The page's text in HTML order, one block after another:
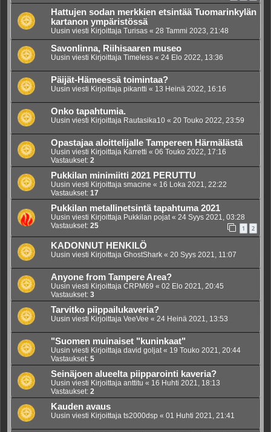
Hattujen sodan merkkien etsintää Tuomarinkylän
kartanon ympäristössä
Uusin viesti Kirjoittaja Turisas « 28 Tammi 2023, 21:48
Savonlinna, Riihisaaren museo
Uusin viesti Kirjoittaja Timeless « 24 Elo 2022, 13:36
Päijät-Hämeessä toimintaa?
Uusin viesti Kirjoittaja pikantti « 13 Heinä 2022, 16:16
Onko tapahtumia.
Uusin viesti Kirjoittaja Rautasika10 « 20 Touko 2022, 23:59
Opastajaa aloittelijalle Tampereen Härmälästä
Uusin viesti Kirjoittaja Kärretti « 06 Touko 2022, 17:16
Vastaukset: 2
Pukkilan minimiitti 2021 PERUTTU
Uusin viesti Kirjoittaja smacine « 16 Loka 2021, 22:22
Vastaukset: 17
Pukkilan metallinetsintä tapahtuma 2021
Uusin viesti Kirjoittaja Pukkilan pojat« 24 Syys 2021, 03:28
Vastaukset: 25 1 2
KADONNUT HENKILÖ
Uusin viesti Kirjoittaja GhostShark « 20 Syys 2021, 11:07
Anyone from Tampere Area?
Uusin viesti Kirjoittaja CRPM69 « 02 Elo 2021, 20:45
Vastaukset: 3
Tarvitko piippailukaveria?
Uusin viesti Kirjoittaja VeeVee « 24 Heinä 2021, 13:53
"Suomen muinaiset "kuninkaat"
Uusin viesti Kirjoittaja david goljat « 19 Touko 2021, 20:44
Vastaukset: 5
Seinäjoen alueelta piipparointi kaveria?
Uusin viesti Kirjoittaja anttitu « 16 Huhti 2021, 18:13
Vastaukset: 2
Kauden avaus
Uusin viesti Kirjoittaja ts2000dsp « 01 Huhti 2021, 21:41